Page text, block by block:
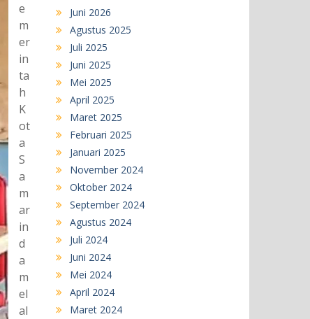
e
m
er
in
ta
h
K
ot
a
S
a
m
ar
in
d
a
m
el
al
Juni 2026
Agustus 2025
Juli 2025
Juni 2025
Mei 2025
April 2025
Maret 2025
Februari 2025
Januari 2025
November 2024
Oktober 2024
September 2024
Agustus 2024
Juli 2024
Juni 2024
Mei 2024
April 2024
Maret 2024